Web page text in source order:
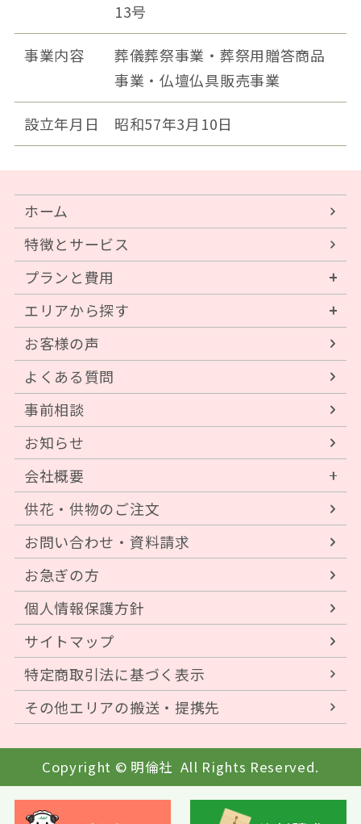
13号
事業内容
葬儀葬祭事業・葬祭用贈答商品
事業・仏壇仏具販売事業
設立年月日 昭和57年3月10日
ホーム
特徴とサービス
プランと費用
エリアから探す
お客様の声
よくある質問
事前相談
お知らせ
会社概要
供花・供物のご注文
お問い合わせ・資料請求
お急ぎの方
個人情報保護方針
サイトマップ
特定商取引法に基づく表示
その他エリアの搬送・提携先
Copyright © 明倫社 All Rights Reserved.